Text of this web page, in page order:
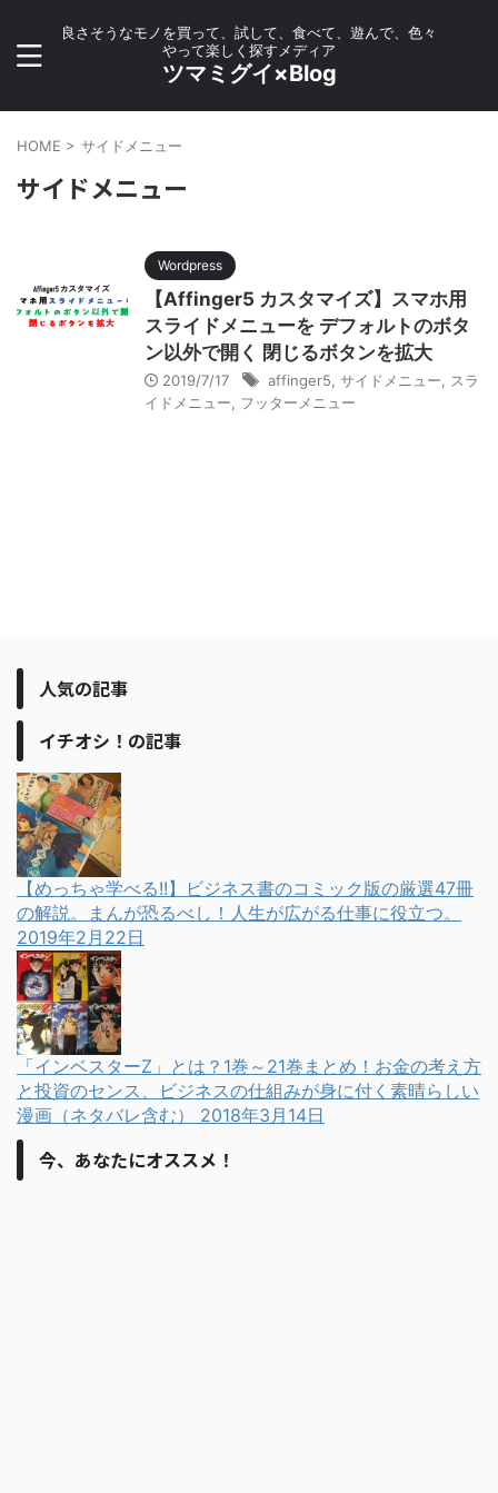
良さそうなモノを買って、試して、食べて、遊んで、色々
やって楽しく探すメディア
ツマミグイ×Blog
HOME > サイドメニュー
サイドメニュー
Wordpress
【Affinger5 カスタマイズ】スマホ用
スライドメニューを デフォルトのボタ
ン以外で開く 閉じるボタンを拡大
2019/7/17 affinger5 サイドメニュー
スラ
イドメニュー
フッターメニュー
人気の記事
イチオシ！の記事
【めっちゃ学べる!!】ビジネス書のコミック版の厳選47冊
の解説。まんが恐るべし！人生が広がる仕事に役立つ。
2019年2月22日
「インベスターZ」とは？1巻～21巻まとめ！お金の考え方
と投資のセンス、ビジネスの仕組みが身に付く素晴らしい
漫画（ネタバレ含む） 2018年3月14日
今、あなたにオススメ！